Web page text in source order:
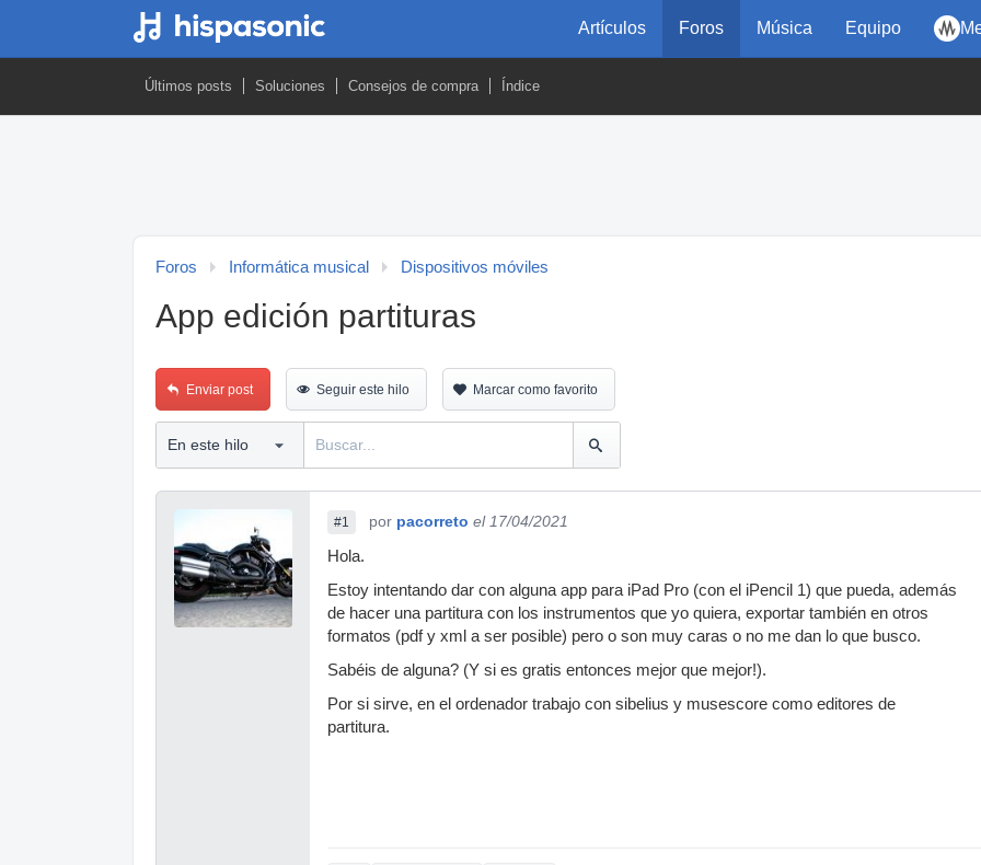
Artículos Foros Música Equipo
Últimos posts Soluciones Consejos de compra Índice
Foros Informática musical Dispositivos móviles
App edición partituras
Enviar post Seguir este hilo Marcar como favorito
#1 por pacorreto el 17/04/2021
Hola.
Estoy intentando dar con alguna app para iPad Pro (con el iPencil 1) que pueda, además
de hacer una partitura con los instrumentos que yo quiera, exportar también en otros
formatos (pdf y xml a ser posible) pero o son muy caras o no me dan lo que busco.
Sabéis de alguna? (Y si es gratis entonces mejor que mejor!).
Por si sirve, en el ordenador trabajo con sibelius y musescore como editores de
partitura.